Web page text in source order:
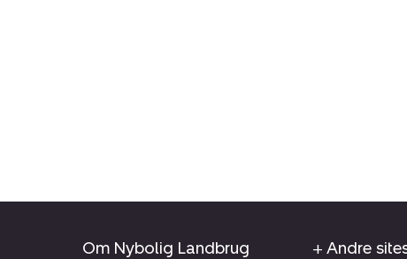
Om Nybolig Landbrug
Andre